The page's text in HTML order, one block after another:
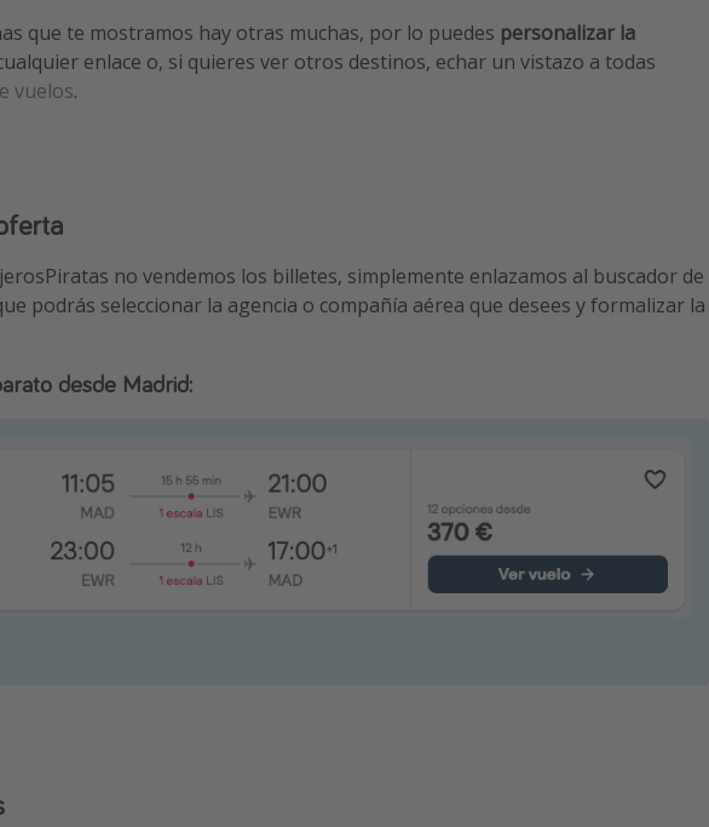
que te mostramos hay otras muchas, por lo puedes personalizar la
enlace o, si quieres ver otros destinos, echar un vistazo a todas
vuelos.
no vendemos los billetes, simplemente enlazamos al buscador de
podrás seleccionar la agencia o compañía aérea que desees y formalizar la
desde Madrid: